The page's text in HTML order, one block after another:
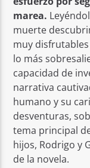
marea.
muerte
muy
lo más
capacidad de
narrativa
humano y su
desventuras,
tema principal
hijos, Rodrigo y
de la novela.